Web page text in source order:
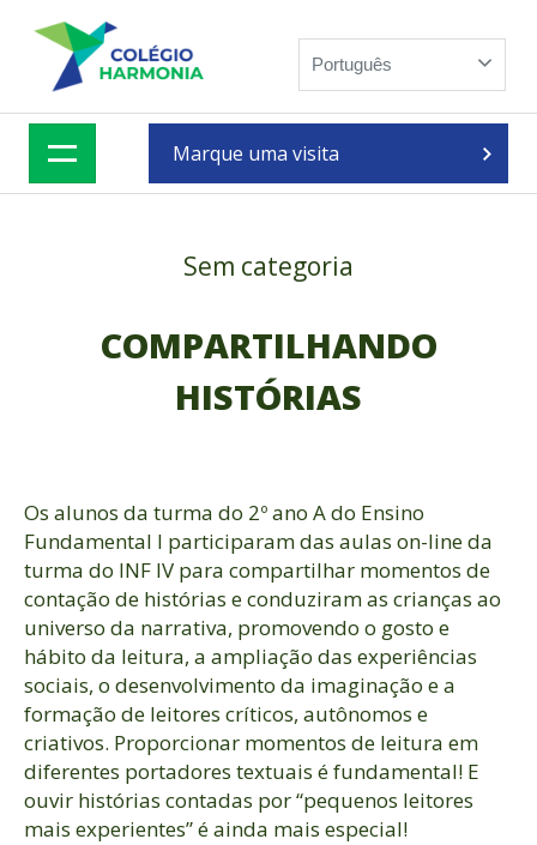
content
Português
Marque uma visita
Sem categoria
COMPARTILHANDO
HISTÓRIAS
Os alunos da turma do 2º ano A do Ensino
Fundamental I participaram das aulas on-line da
turma do INF IV para compartilhar momentos de
contação de histórias e conduziram as crianças ao
universo da narrativa, promovendo o gosto e
hábito da leitura, a ampliação das experiências
sociais, o desenvolvimento da imaginação e a
formação de leitores críticos, autônomos e
criativos. Proporcionar momentos de leitura em
diferentes portadores textuais é fundamental! E
ouvir histórias contadas por “pequenos leitores
mais experientes” é ainda mais especial!